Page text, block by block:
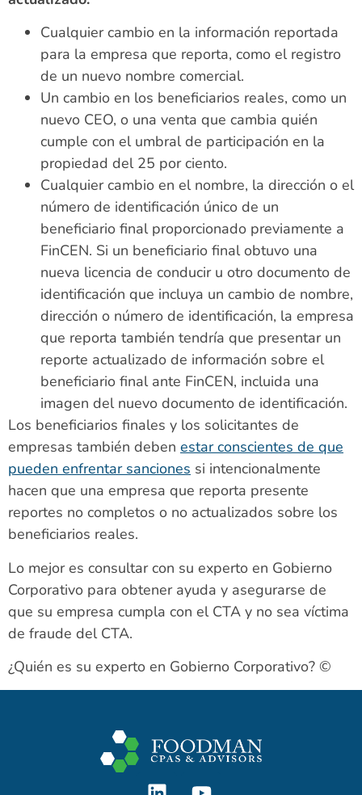
Cualquier cambio en la información reportada
para la empresa que reporta, como el registro
de un nuevo nombre comercial.
Un cambio en los beneficiarios reales, como un
nuevo CEO, o una venta que cambia quién
cumple con el umbral de participación en la
propiedad del 25 por ciento.
Cualquier cambio en el nombre, la dirección o el
número de identificación único de un
beneficiario final proporcionado previamente a
FinCEN. Si un beneficiario final obtuvo una
nueva licencia de conducir u otro documento de
identificación que incluya un cambio de nombre,
dirección o número de identificación, la empresa
que reporta también tendría que presentar un
reporte actualizado de información sobre el
beneficiario final ante FinCEN, incluida una
imagen del nuevo documento de identificación.
Los beneficiarios finales y los solicitantes de
empresas también deben estar conscientes de que
pueden enfrentar sanciones si intencionalmente
hacen que una empresa que reporta presente
reportes no completos o no actualizados sobre los
beneficiarios reales.
Lo mejor es consultar con su experto en Gobierno
Corporativo para obtener ayuda y asegurarse de
que su empresa cumpla con el CTA y no sea víctima
de fraude del CTA.
¿Quién es su experto en Gobierno Corporativo? ©